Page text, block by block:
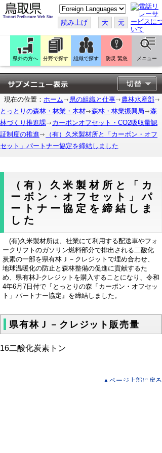
こ
の
ペ
ー
ジ
翻
訳
す
る
読み上げ 大 元
県外の方へ 分野で探す 組織で探す 防災 緊急 メニュー
現在の位置： ホーム 県の組織と仕事
農林水産部
とっとりの森林・林業・木材
森林・林業振興局
森
林づくり推進課
カーボンオフセット・CO2吸収量認
証制度の推進
（有）久米製材所と「カーボン・オフ
セット」パートナー協定を締結しました
（有）久米製材所と「カ
ーボン・オフセット」パ
ートナー協定を締結しま
した
(有)久米製材所は、社業にて利用する配送車やフォ
ークリフトのガソリン燃料部分で排出される二酸化
炭素の一部を県有林Ｊ－クレジットで埋め合わせ、
地球温暖化の防止と森林整備の促進に貢献するた
め、県有林J-クレジットを購入することになり、令和
4年6月7日付で『とっとりの森「カーボン・オフセッ
ト」パートナー協定』を締結しました。
県有林Ｊ－クレジット販売量
16二酸化炭素トン
▲ページ上部に戻る